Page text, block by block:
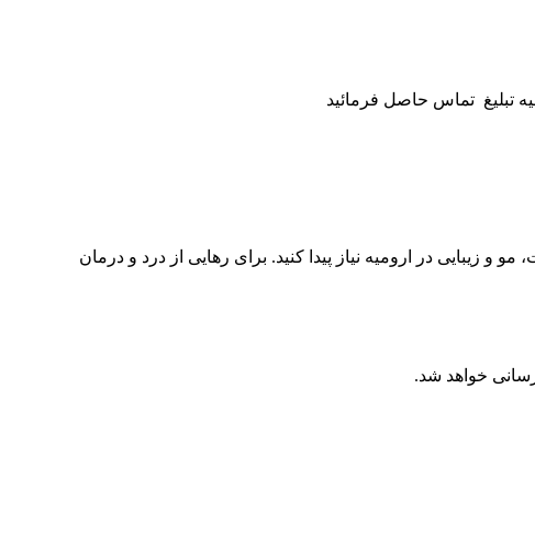
در ارومیه نیاز پیدا کنید. برای رهایی از درد و درمان
خواهد شد.